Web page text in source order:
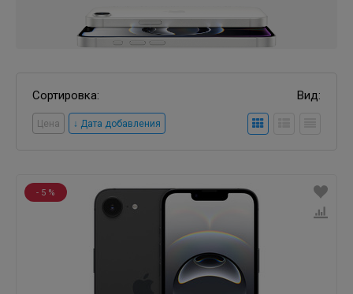
Сортировка:
Цена ↓ Дата добавления
Вид:
- 5 %